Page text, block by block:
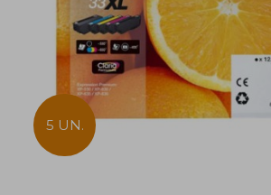
5 UN.